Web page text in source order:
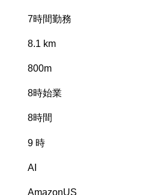
7時間勤務
8.1 km
800m
8時始業
8時間
9 時
AI
AmazonUS